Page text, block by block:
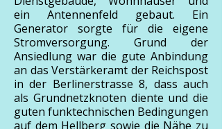
ein Antennenfeld gebaut. Ein
Generator sorgte für die eigene
Stromversorgung. Grund der
Ansiedlung war die gute Anbindung
an das Verstärkeramt der Reichspost
in der Berlinerstrasse 8, dass auch
als Grundnetzknoten diente und die
guten funktechnischen Bedingungen
auf dem Hellberg sowie die Nähe zu